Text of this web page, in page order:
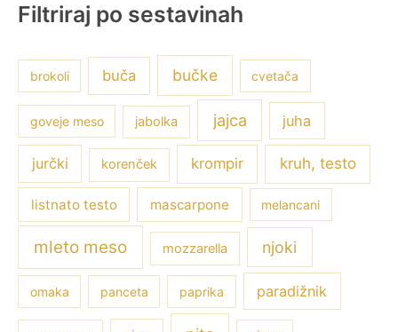
Filtriraj po sestavinah
brokoli buča bučke cvetača
goveje meso jabolka jajca juha
jurčki korenček krompir kruh, testo
listnato testo mascarpone melancani
mleto meso mozzarella njoki
omaka panceta paprika paradižnik